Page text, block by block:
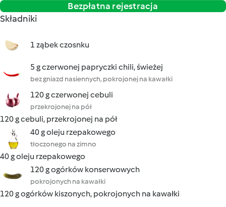
Bezpłatna rejestracja
Składniki
1 ząbek czosnku
5 g czerwonej papryczki chili, świeżej
bez gniazd nasiennych, pokrojonej na kawałki
120 g czerwonej cebuli
przekrojonej na pół
120 g cebuli, przekrojonej na pół
40 g oleju rzepakowego
tłoczonego na zimno
40 g oleju rzepakowego
120 g ogórków konserwowych
pokrojonych na kawałki
120 g ogórków kiszonych, pokrojonych na kawałki